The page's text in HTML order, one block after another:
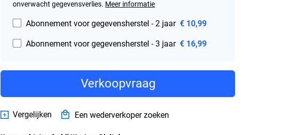
onverwacht gegevensverlies. Meer informatie
Abonnement voor gegevensherstel - 2 jaar € 10,99
Abonnement voor gegevensherstel - 3 jaar € 16,99
Verkoopvraag
Vergelijken Een wederverkoper zoeken